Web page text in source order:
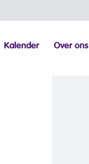
Kalender Over ons